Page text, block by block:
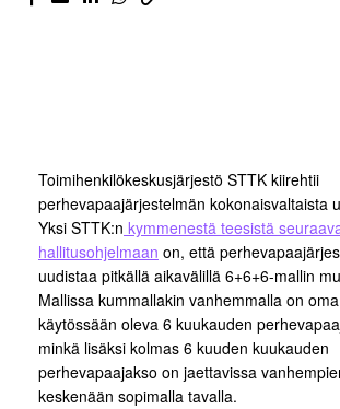
Toimihenkilökeskusjärjestö STTK kiirehtii
perhevapaajärjestelmän kokonaisvaltaista
Yksi STTK:n kymmenestä teesistä
hallitusohjelmaan on, että
uudistaa pitkällä aikavälillä 6+6+6-mallin
Mallissa kummallakin vanhemmalla on
käytössään oleva 6 kuukauden
minkä lisäksi kolmas 6 kuuden kuukauden
perhevapaajakso on jaettavissa
keskenään sopimalla tavalla.